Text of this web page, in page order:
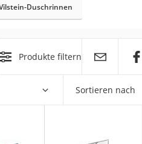
Duschrinnen
Produkte filtern
Sortieren nach